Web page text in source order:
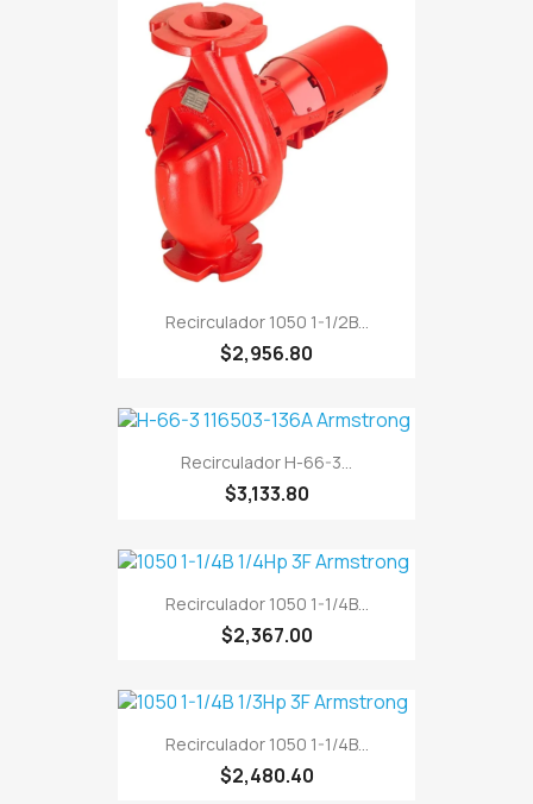
Recirculador 1050 1-1/2B...
$2,956.80
Recirculador H-66-3...
$3,133.80
Recirculador 1050 1-1/4B...
$2,367.00
Recirculador 1050 1-1/4B...
$2,480.40